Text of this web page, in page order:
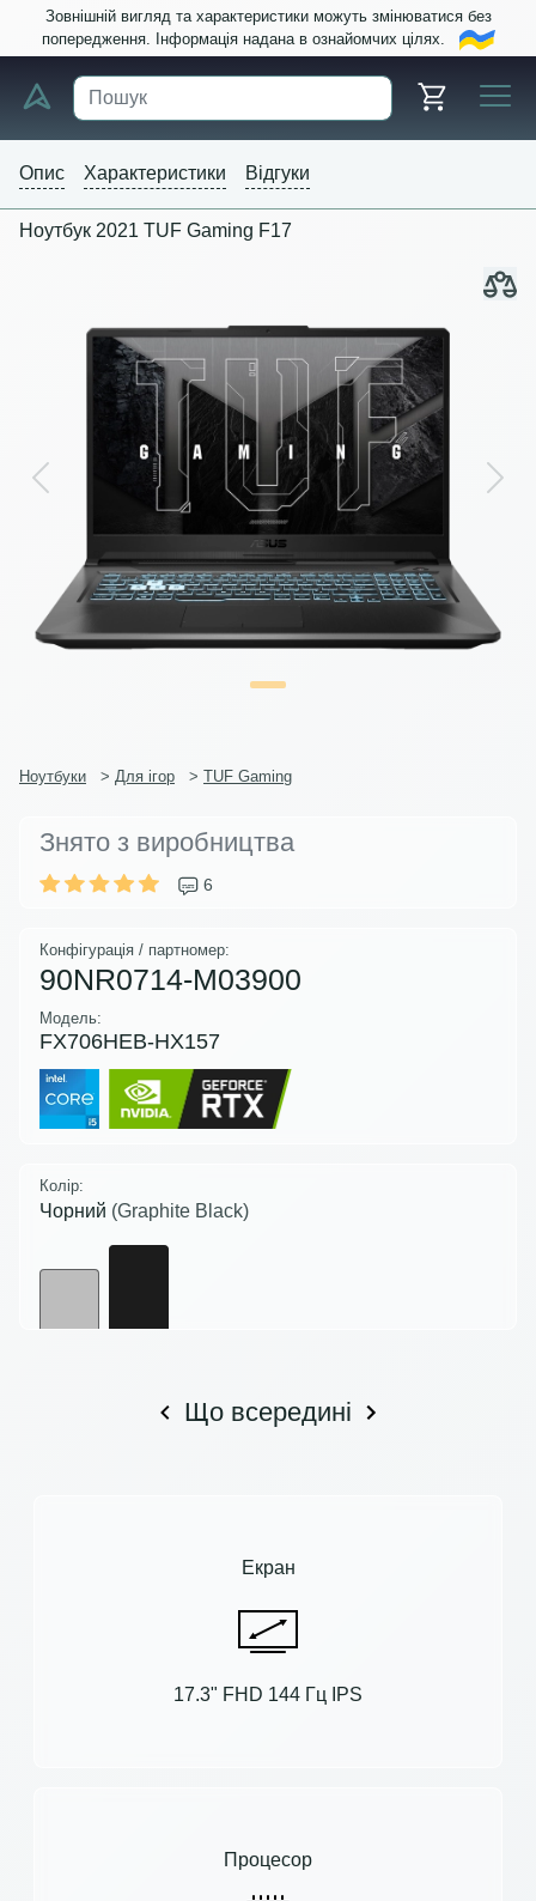
Зовнішній вигляд та характеристики можуть змінюватися без
попередження. Інформація надана в ознайомчих цілях.
Опис Характеристики Відгуки
Ноутбук 2021 TUF Gaming F17
Previous Next
Ноутбуки > Для ігор > TUF Gaming
Знято з виробництва
6
Конфігурація / партномер:
90NR0714-M03900
Модель:
FX706HEB-HX157
Колір:
Чорний (Graphite Black)
Що всередині
Екран
17.3" FHD 144 Гц IPS
Процесор